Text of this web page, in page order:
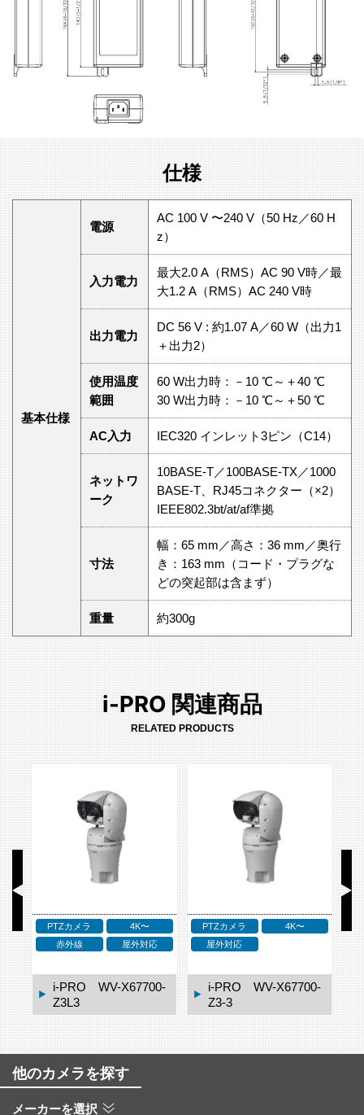
仕様
基本仕様
電源
AC 100 V 〜240 V（50 Hz／60 H
z）
入力電力
最⼤2.0 A（RMS）AC 90 V時／最
⼤1.2 A（RMS）AC 240 V時
出力電力
DC 56 V : 約1.07 A／60 W（出⼒1
＋出⼒2）
使用温度
範囲
60 W出力時：－10 ℃～＋40 ℃
30 W出力時：－10 ℃～＋50 ℃
AC入力 IEC320 インレット3ピン（C14）
ネットワ
ーク
10BASE-T／100BASE-TX／1000
BASE-T、RJ45コネクター（×2）
IEEE802.3bt/at/af準拠
寸法
幅：65 mm／高さ：36 mm／奥行
き：163 mm（コード・プラグな
どの突起部は含まず）
重量 約300g
i-PRO 関連商品
RELATED PRODUCTS
PTZカメラ
4K〜
赤外線
屋外対応
i-PRO WV-X67700-
Z3L3
PTZカメラ
4K〜
屋外対応
i-PRO WV-X67700-
Z3-3
他のカメラを探す
メーカーを選択